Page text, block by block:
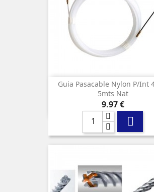
Guia Pasacable Nylon P/int
5mts Nat
Precio
9,97 €
